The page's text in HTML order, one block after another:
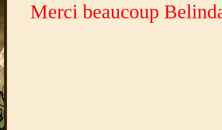
Merci beaucoup